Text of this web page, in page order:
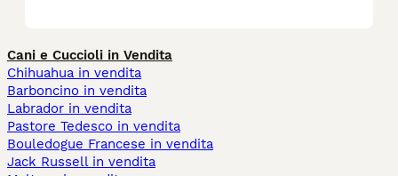
Cani e Cuccioli in Vendita
Chihuahua in vendita
Barboncino in vendita
Labrador in vendita
Pastore Tedesco in vendita
Bouledogue Francese in vendita
Jack Russell in vendita